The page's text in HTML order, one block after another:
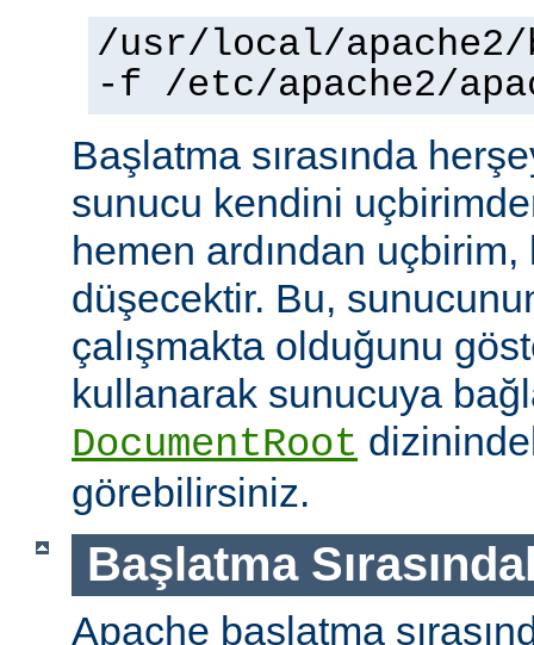
/usr/local/
-f /etc/apache2/
Başlatma sırasında
sunucu kendini
hemen ardından
düşecektir. Bu,
çalışmakta olduğunu
kullanarak sunucuya
DocumentRoot
görebilirsiniz.
Başlatma
Apache başlatma